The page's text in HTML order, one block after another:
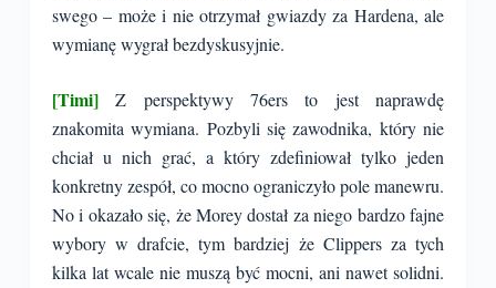
swego – może i nie otrzymał gwiazdy za Hardena, ale
wymianę wygrał bezdyskusyjnie.
[Timi]Z perspektywy 76ers to jest naprawdę
znakomita wymiana. Pozbyli się zawodnika, który nie
chciał u nich grać, a który zdefiniował tylko jeden
konkretny zespół, co mocno ograniczyło pole manewru.
No i okazało się, że Morey dostał za niego bardzo fajne
wybory w drafcie, tym bardziej że Clippers za tych
kilka lat wcale nie muszą być mocni, ani nawet solidni.